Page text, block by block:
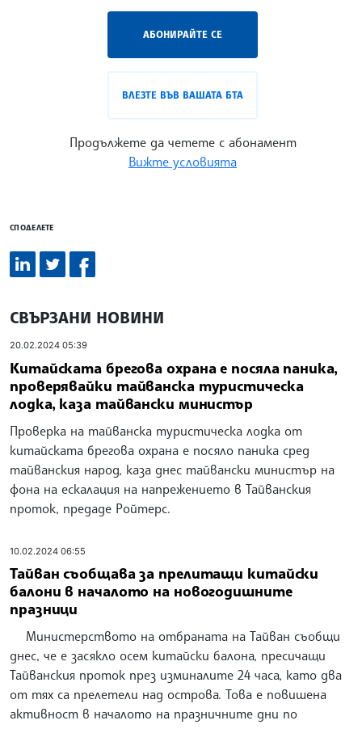
АБОНИРАЙТЕ СЕ
ВЛЕЗТЕ ВЪВ ВАШАТА БТА
Продължете да четете с абонамент
Вижте условията
СПОДЕЛЕТЕ
СВЪРЗАНИ НОВИНИ
20.02.2024 05:39
Китайската брегова охрана е посяла паника,
проверявайки тайванска туристическа
лодка, каза тайвански министър
Проверка на тайванска туристическа лодка от
китайската брегова охрана е посяло паника сред
тайванския народ, каза днес тайвански министър на
фона на ескалация на напрежението в Тайванския
проток, предаде Ройтерс.
10.02.2024 06:55
Тайван съобщава за прелитащи китайски
балони в началото на новогодишните
празници
Министерството на отбраната на Тайван съобщи
днес, че е засякло осем китайски балона, пресичащи
Тайванския проток през изминалите 24 часа, като два
от тях са прелетели над острова. Това е повишена
активност в началото на празничните дни по